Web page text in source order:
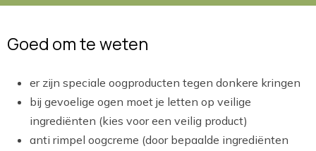
Goed om te weten
er zijn speciale oogproducten tegen donkere kringen
bij gevoelige ogen moet je letten op veilige
ingrediënten (kies voor een veilig product)
anti rimpel oogcreme (door bepaalde ingrediënten